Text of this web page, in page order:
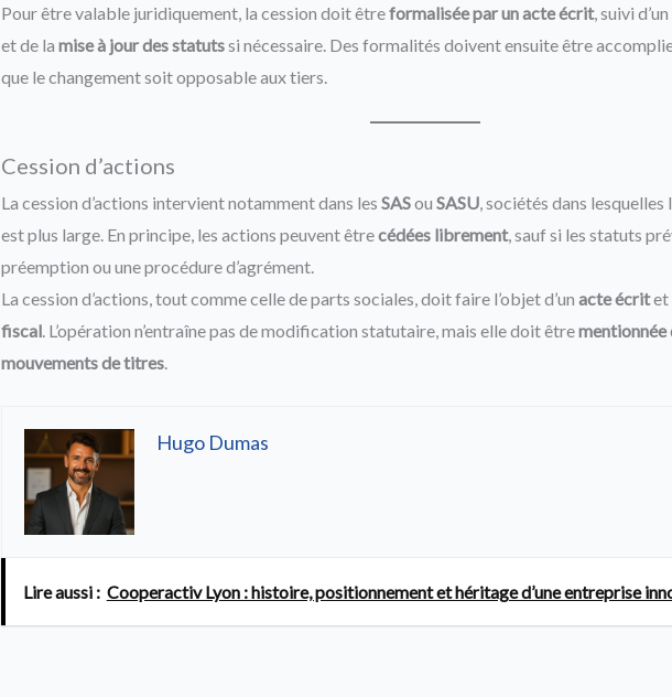
Pour être valable juridiquement, la cession doit êtreformalisée par un acte écrit, suivi d’un
et de la mise à jour des statutssi nécessaire. Des formalités doivent ensuite être
que le changement soit opposable aux tiers.
Cession d’actions
La cession d’actions intervient notamment dans les SASou SASU, sociétés dans
est plus large. En principe, les actions peuvent êtrecédées librement, sauf si les statuts
préemption ou une procédure d’agrément.
La cession d’actions, tout comme celle de parts sociales, doit faire l’objet d’un acte écritet
fiscal. L’opération n’entraîne pas de modification statutaire, mais elle doit êtrementionnée
mouvements de titres.
Hugo Dumas
Lire aussi : Cooperactiv Lyon : histoire, positionnement et héritage d’une entreprise